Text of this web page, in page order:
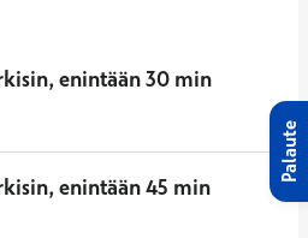
enintään 30 min
enintään 45 min
Palaute